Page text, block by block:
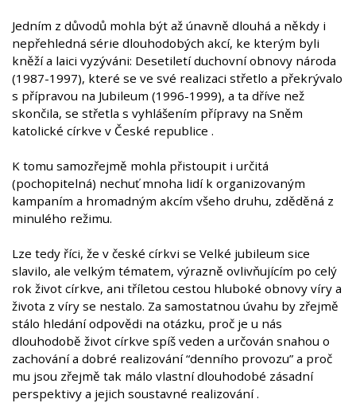
Jedním z důvodů mohla být až únavně dlouhá a někdy i
nepřehledná série dlouhodobých akcí, ke kterým byli
kněží a laici vyzýváni: Desetiletí duchovní obnovy národa
(1987-1997), které se ve své realizaci střetlo a překrývalo
s přípravou na Jubileum (1996-1999), a ta dříve než
skončila, se střetla s vyhlášením přípravy na Sněm
katolické církve v České republice .
K tomu samozřejmě mohla přistoupit i určitá
(pochopitelná) nechuť mnoha lidí k organizovaným
kampaním a hromadným akcím všeho druhu, zděděná z
minulého režimu.
Lze tedy říci, že v české církvi se Velké jubileum sice
slavilo, ale velkým tématem, výrazně ovlivňujícím po celý
rok život církve, ani tříletou cestou hluboké obnovy víry a
života z víry se nestalo. Za samostatnou úvahu by zřejmě
stálo hledání odpovědi na otázku, proč je u nás
dlouhodobě život církve spíš veden a určován snahou o
zachování a dobré realizování “denního provozu” a proč
mu jsou zřejmě tak málo vlastní dlouhodobé zásadní
perspektivy a jejich soustavné realizování .